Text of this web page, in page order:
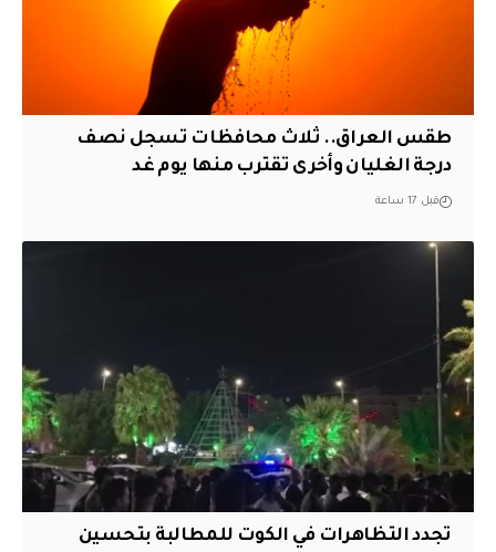
طقس العراق.. ثلاث محافظات تسجل نصف
درجة الغليان وأخرى تقترب منها يوم غد
قبل 17 ساعة
تجدد التظاهرات في الكوت للمطالبة بتحسين